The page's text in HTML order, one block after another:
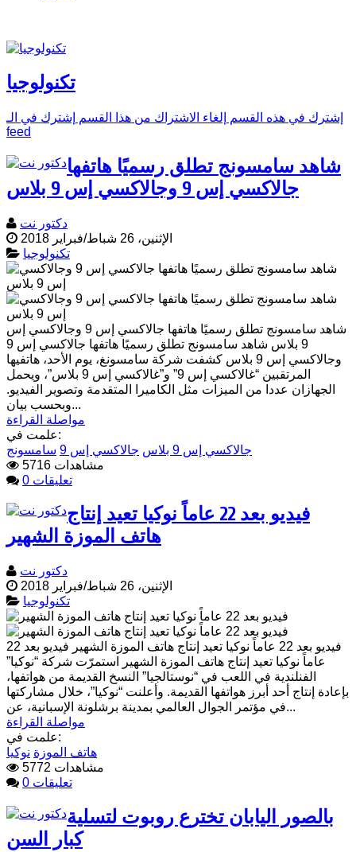
تكنولوجيا
إشترك في هذه القسم إلغاء الاشتراك من هذا القسم
إشترك في الـ
feed
شاهد سامسونج تطلق رسميًا هاتفها
جالاكسي إس 9 وجالاكسي إس 9 بلاس
دكتور نت
الإثنين، 26 شباط/فبراير 2018
تكنولوجيا
شاهد سامسونج تطلق رسميًا هاتفها جالاكسي إس 9 وجالاكسي إس
9 بلاس شاهد سامسونج تطلق رسميًا هاتفها جالاكسي إس 9
وجالاكسي إس 9 بلاس كشفت شركة سامسونغ، يوم الأحد، هاتفيها
المرتقبين “غالاكسي إس 9” و”غالاكسي إس 9 بلاس”، ويحمل
الجهازان عددا من الميزات مثل الكاميرا المتقدمة وتصوير الفيديو.
وبحسب بيان...
مواصلة القراءة
علمت في:
جالاكسي إس 9 بلاس
جالاكسي إس 9
سامسونج
5716 مشاهدات
0 تعليقات
فيديو بعد 22 عاماً نوكيا تعيد إنتاج
هاتف الموزة الشهير
دكتور نت
الإثنين، 26 شباط/فبراير 2018
تكنولوجيا
فيديو بعد 22 عاماً نوكيا تعيد إنتاج هاتف الموزة الشهير فيديو بعد 22
عاماً نوكيا تعيد إنتاج هاتف الموزة الشهير استمرّت شركة “نوكيا”
الفنلندية في اللعب في “نوستالجيا” النسخ القديمة من هواتفها،
بإعادة إنتاج أحد أبرز هواتفها القديمة. وأعلنت “نوكيا”، خلال مشاركتها
في مؤتمر الجوال العالمي بمدينة برشلونة الإسبانية، عن...
مواصلة القراءة
علمت في:
هاتف الموزة نوكيا
5772 مشاهدات
0 تعليقات
بالصور اليابان تخترع روبوت لتسلية
كبار السن